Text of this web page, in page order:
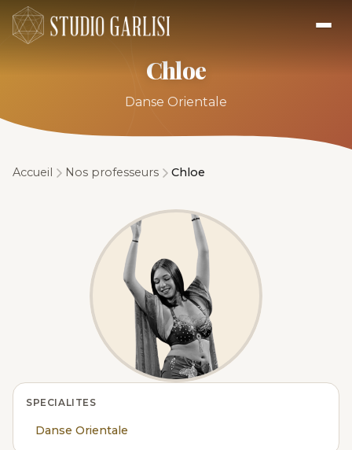
Chloe
Danse Orientale
Accueil Nos professeurs Chloe
SPECIALITES
Danse Orientale